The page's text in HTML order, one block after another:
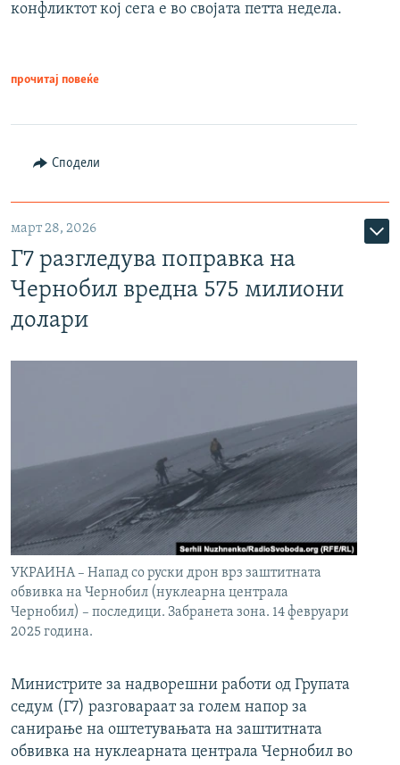
конфликтот кој сега е во својата петта недела.
прочитај повеќе
Сподели
март 28, 2026
Г7 разгледува поправка на
Чернобил вредна 575 милиони
долари
УКРАИНА – Напад со руски дрон врз заштитната
обвивка на Чернобил (нуклеарна централа
Чернобил) – последици. Забранета зона. 14 февруари
2025 година.
Министрите за надворешни работи од Групата
седум (Г7) разговараат за голем напор за
санирање на оштетувањата на заштитната
обвивка на нуклеарната централа Чернобил во